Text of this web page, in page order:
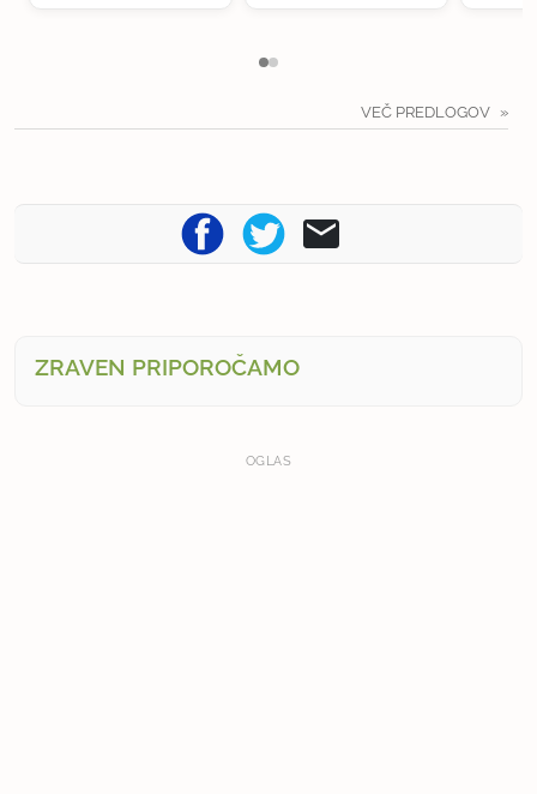
VEČ PREDLOGOV
ZRAVEN PRIPOROČAMO
OGLAS